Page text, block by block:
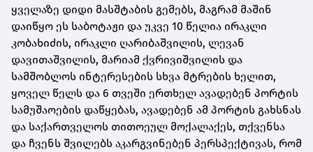
ყველაზე დიდი მასშტაბის გემებს, მაგრამ მაშინ
დაიწყო ეს საბოტაჟი და უკვე 10 წელია ირაკლი
კობახიძის, ირაკლი ღარიბაშვილის, ლევან
დავითაშვილის, მარიამ ქვრივიშვილის და
სამშობლოს ინტერესების სხვა მტრების ხელით,
ყოველ წელს და 6 თვეში ერთხელ ავადებენ პორტის
სამუშაოების დაწყებას, ავადებენ ამ პორტის გახსნას
და საქართველოს თითოეულ მოქალაქეს, თქვენსა
და ჩვენს შვილებს აკარგვინებენ პერსპექტივას, რომ